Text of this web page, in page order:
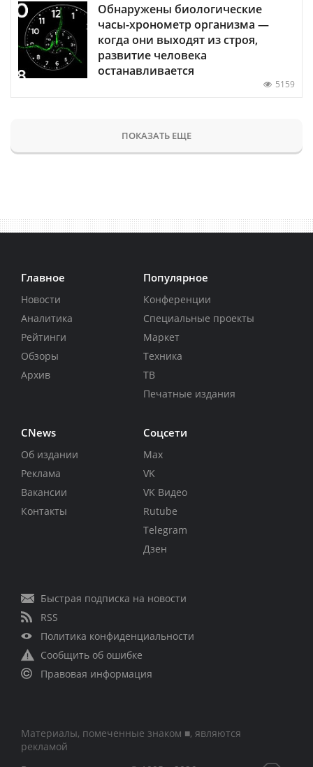
Обнаружены биологические
часы-хронометр организма —
когда они выходят из строя,
развитие человека
останавливается
5159
ПОКАЗАТЬ ЕЩЕ
Главное
Новости
Аналитика
Рейтинги
Обзоры
Архив
Популярное
Конференции
Специальные проекты
Маркет
Техника
ТВ
Печатные издания
CNews
Об издании
Реклама
Вакансии
Контакты
Соцсети
Max
VK
VK Видео
Rutube
Telegram
Дзен
Быстрая подписка на новости
RSS
Политика конфиденциальности
Сообщить об ошибке
Правовая информация
Материалы, помеченные знаком ■, являются
рекламой